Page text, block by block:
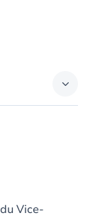
Vice-